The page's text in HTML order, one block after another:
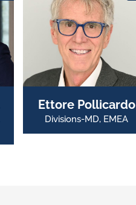
Ettore Pollicardo
Divisions-MD, EMEA